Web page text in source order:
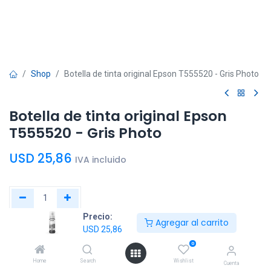
Precio:
USD 25,86
Agregar al carrito
Home Search
0
Wishlist Cuenta
Shop Botella de tinta original Epson T555520 - Gris Photo
Botella de tinta original Epson
T555520 - Gris Photo
USD 25,86 IVA incluido
Agregar al
carrito
Comprar
ahora